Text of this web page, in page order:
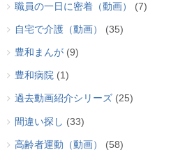
職員の一日に密着（動画） (7)
自宅で介護（動画） (35)
豊和まんが (9)
豊和病院 (1)
過去動画紹介シリーズ (25)
間違い探し (33)
高齢者運動（動画） (58)